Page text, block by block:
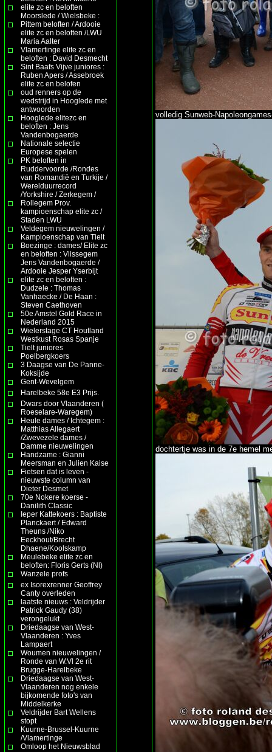
elite zc en beloften
Moorslede / Wielsbeke :
Pittem beloften / Ardooie
elite zc en beloften /LWU
Maria Aalter
Vlamertinge elite zc en
beloften : David Desmecht
Sint Baafs Vijve juniores :
Ruben Apers / Assebroek
elite zc en belofen
oud renners op de
wedstrijd in Hooglede met
antwoorden
Hooglede elitezc en
beloften : Jens
Vandenbogaerde
Nationale selectie
Europese spelen
PK beloften in
Ruddervoorde /Rondes
van Romandië en Turkije /
Werelduurrecord
/Yorkshire / Zerkegem /
Rollegem Prov.
kampioenschap elite zc /
Staden LWU
Veldegem nieuwelingen /
Kampioenschap van Tielt
Boezinge : dames/ Elite zc
en beloften : Vlissegem
Jens Vandenbogaerde /
Ardooie Jesper Yserbijt
elite zc en beloften :
Dudzele : Thomas
Vanhaecke / De Haan :
Steven Caethoven
50e Amstel Gold Race in
Nederland 2015
Wielerstage CT Houtland
Westkust Rosas Spanje
Tielt juniores
Poelbergkoers
3 Daagse van De Panne-
Koksijde
Gent-Wevelgem
Harelbeke 58e E3 Prijs.
Dwars door Vlaanderen (
Roeselare-Waregem)
Heule dames / Ichtegem :
Matthias Allegaert
/Zwevezele dames /
Damme nieuwelingen
Handzame : Gianni
Meersman en Julien Kaise
Fietsen dat is leven -
nieuwste column van
Dieter Desmet
70e Nokere koerse -
Danilith Classic
Ieper Kattekoers : Baptiste
Planckaert / Edward
Theuns /Niko
Eeckhout/Brecht
Dhaene/Koolskamp
Meulebeke elite zc en
beloften: Floris Gerts (Nl)
Wanzele profs
ex Isorexrenner Geoffrey
Canty overleden
laatste nieuws : Veldrijder
Patrick Gaudy (38)
verongelukt
Driedaagse van West-
Vlaanderen : Yves
Lampaert
Woumen nieuwelingen /
Ronde van W.Vl 2e rit
Brugge-Harelbeke
Driedaagse van West-
Vlaanderen nog enkele
bijkomende foto's van
Middelkerke
Veldrijder Bart Wellens
stopt
Kuurne-Brussel-Kuurne
/Vlamertinge
Omloop het Nieuwsblad
volledig Sunweb-
dochtertje was in de 7e hemel